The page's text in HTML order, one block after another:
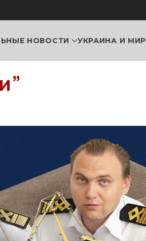
НОВОСТИ УКРАИНА И МИР